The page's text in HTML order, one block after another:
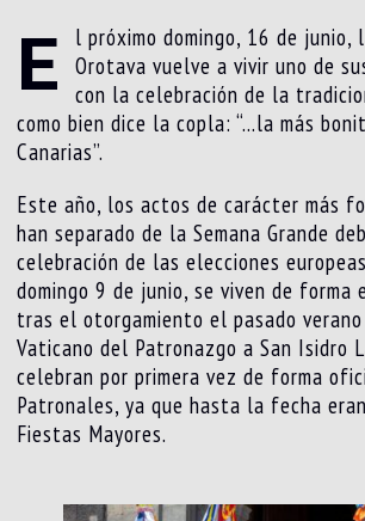
E
l próximo domingo, 16 de junio,
Orotava vuelve a vivir uno de
con la celebración de la
como bien dice la copla: “…la más
Canarias”.
Este año, los actos de carácter más
han separado de la Semana Grande
celebración de las elecciones
domingo 9 de junio, se viven de forma
tras el otorgamiento el pasado
Vaticano del Patronazgo a San Isidro
celebran por primera vez de forma
Patronales, ya que hasta la fecha
Fiestas Mayores.